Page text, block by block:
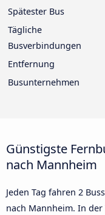
Spätester Bus
Tägliche
Busverbindungen
Entfernung
Busunternehmen
Günstigste
nach Mannheim
Jeden Tag fahren 2
nach Mannheim. In